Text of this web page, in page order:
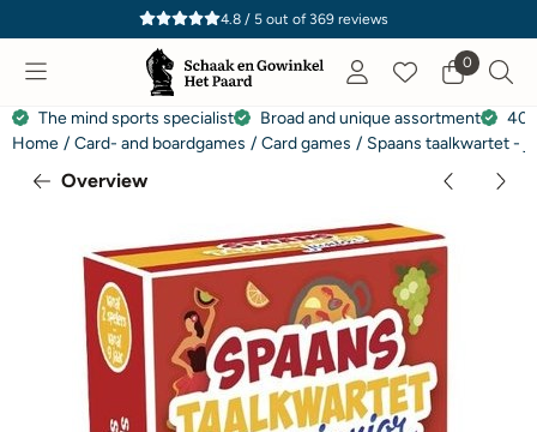
Cookie preferences are currently closed.
4.8 / 5out of 369reviews
0
The mind sports specialist Broad and unique assortment
40
Home / Card- and boardgames / Card games / Spaans taalkwartet -
Overview